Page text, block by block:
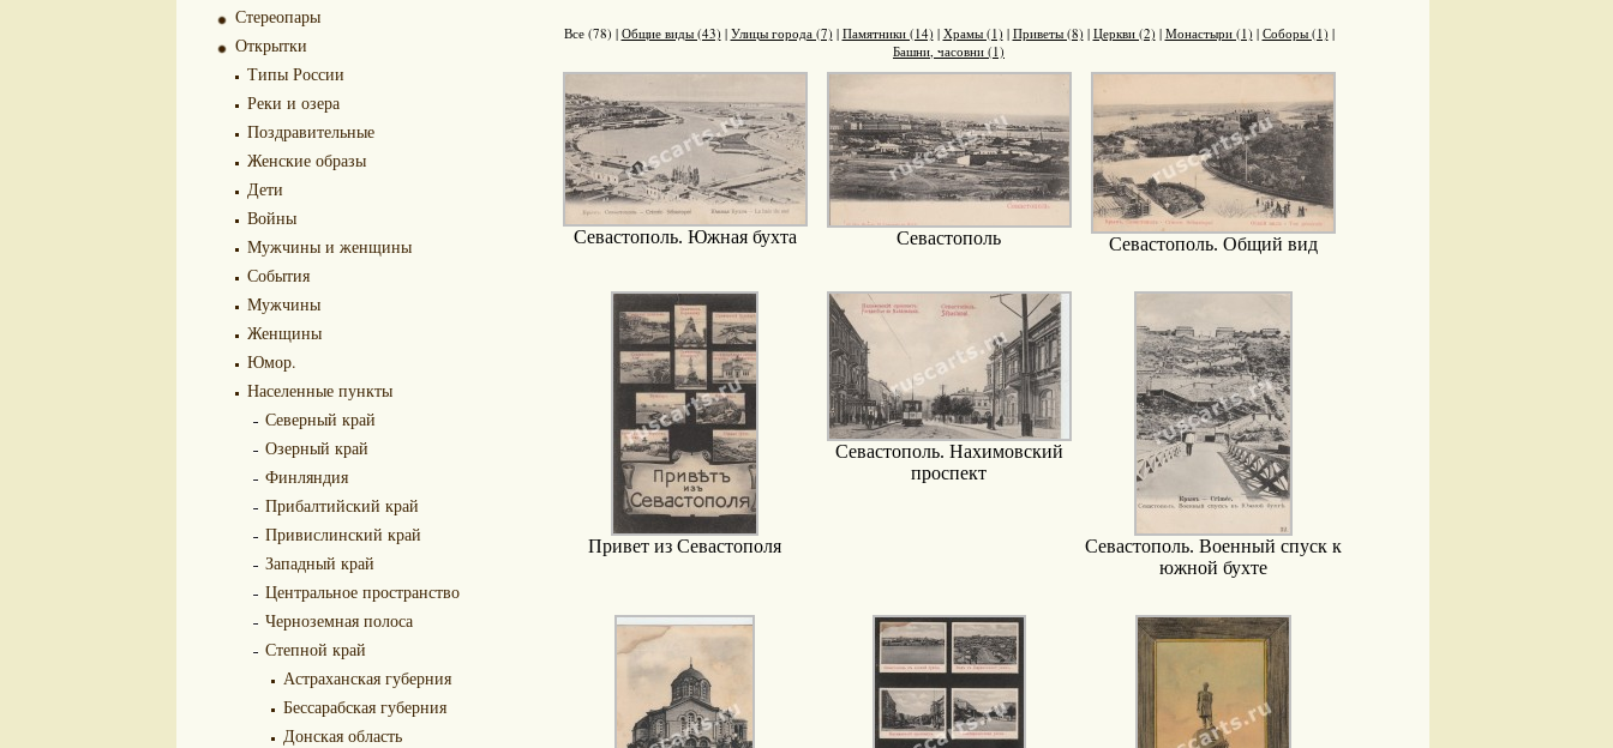
Стереопары
Открытки
Типы России
Реки и озера
Поздравительные
Женские образы
Дети
Войны
Мужчины и женщины
События
Мужчины
Женщины
Юмор.
Населенные пункты
Северный край
Озерный край
Финляндия
Прибалтийский край
Привислинский край
Западный край
Центральное пространство
Черноземная полоса
Степной край
Астраханская губерния
Бессарабская губерния
Донская область
Все (78) | Общие виды (43) | Улицы города (7) | Памятники (14) | Храмы (1) | Приветы (8) | Церкви (2) | Монастыри (1) | Соборы (1) |
Башни, часовни (1)
Севастополь. Южная бухта Севастополь Севастополь. Общий вид
Привет из Севастополя
Севастополь. Нахимовский
проспект
Севастополь. Военный спуск к
южной бухте